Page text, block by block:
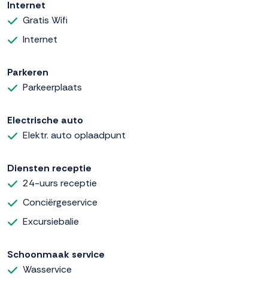
Internet
Gratis Wifi
Internet
Parkeren
Parkeerplaats
Electrische auto
Elektr. auto oplaadpunt
Diensten receptie
24-uurs receptie
Conciërgeservice
Excursiebalie
Schoonmaak service
Wasservice